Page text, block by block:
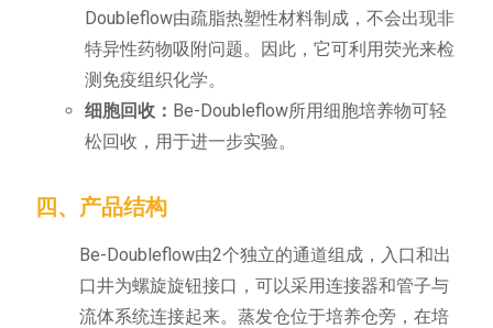
Doubleflow由疏脂热塑性材料制成，不会出现非
特异性药物吸附问题。因此，它可利用荧光来检
测免疫组织化学。
细胞回收： Be-Doubleflow所用细胞培养物可轻
松回收，用于进一步实验。
四、产品结构
Be-Doubleflow由2个独立的通道组成，入口和出
口井为螺旋旋钮接口，可以采用连接器和管子与
流体系统连接起来。蒸发仓位于培养仓旁，在培